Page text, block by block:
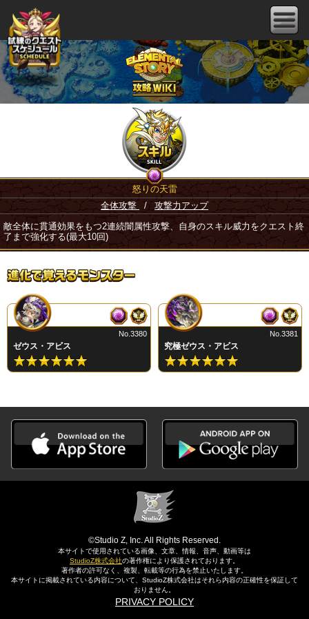
怒りの天雷
全体攻撃
/ 攻撃力アップ
敵全体に貫通効果をもつ2連続闇属性攻撃、自身のスキル威力をクエスト終
了まで強化する(最大10回)
ゼウス・アビス
No.3380
究極ゼウス・アビス
No.3381
©Studio Z, Inc. All Rights Reserved.
本サイトで使用されている画像、文章、情報、音声、動画等は
StudioZ株式会社の著作権により保護されております。
著作者の許可なく、複製、転載等の行為を禁止いたします。
本サイトに掲載されている内容について、StudioZ株式会社はそれら内容の正確性を保証して
おりません。
PRIVACY POLICY